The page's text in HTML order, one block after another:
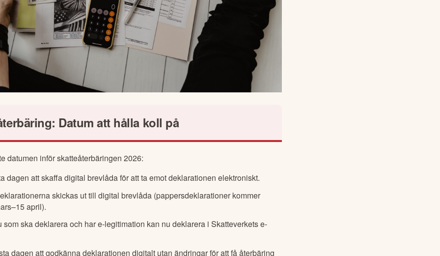
Datum att hålla koll på
datumen inför skatteåterbäringen 2026:
dagen att skaffa digital brevlåda för att ta emot deklarationen elektroniskt.
skickas ut till digital brevlåda (pappersdeklarationer kommer
april).
som ska deklarera och har e-legitimation kan nu deklarera i Skatteverkets e-
dagen att godkänna deklarationen digitalt utan ändringar för att få återbäring